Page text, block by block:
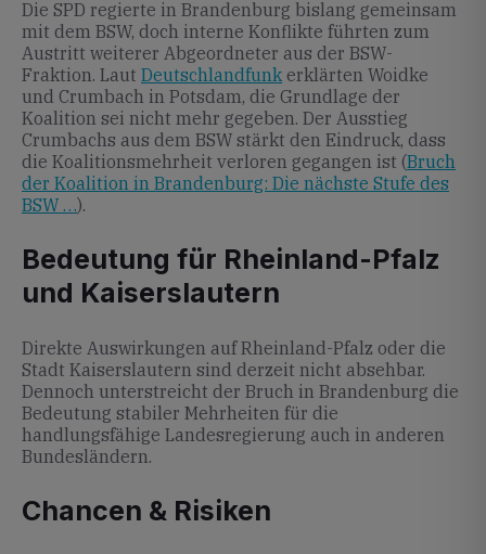
Die SPD regierte in Brandenburg bislang gemeinsam
mit dem BSW, doch interne Konflikte führten zum
Austritt weiterer Abgeordneter aus der BSW-
Fraktion. Laut Deutschlandfunkerklärten Woidke
und Crumbach in Potsdam, die Grundlage der
Koalition sei nicht mehr gegeben. Der Ausstieg
Crumbachs aus dem BSW stärkt den Eindruck, dass
die Koalitionsmehrheit verloren gegangen ist (Bruch
der Koalition in Brandenburg: Die nächste Stufe des
BSW …).
Bedeutung für Rheinland-Pfalz
und Kaiserslautern
Direkte Auswirkungen auf Rheinland-Pfalz oder die
Stadt Kaiserslautern sind derzeit nicht absehbar.
Dennoch unterstreicht der Bruch in Brandenburg die
Bedeutung stabiler Mehrheiten für die
handlungsfähige Landesregierung auch in anderen
Bundesländern.
Chancen & Risiken